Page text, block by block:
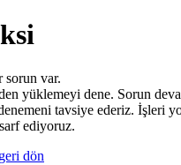
sorun var.
yüklemeyi dene. Sorun
tavsiye ederiz. İşleri
ediyoruz.
dön